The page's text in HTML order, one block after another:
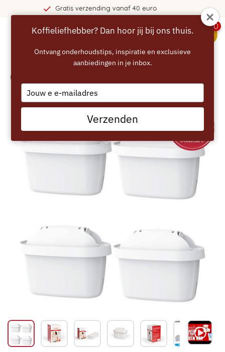
vanaf 40 euro 365
0
Home
Koffieliefhebber? Dan hoor jij bij ons thuis.
Ontvang onderhoudstips, inspiratie en exclusieve
aanbiedingen in je inbox.
Type
your
email
Verzenden